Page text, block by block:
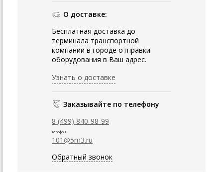
О доставке:
Бесплатная доставка до
терминала транспортной
компании в городе отправки
оборудования в Ваш адрес.
Узнать о доставке
Заказывайте по телефону
8 (499) 840-98-99
Телефон
101@5m3.ru
Обратный звонок